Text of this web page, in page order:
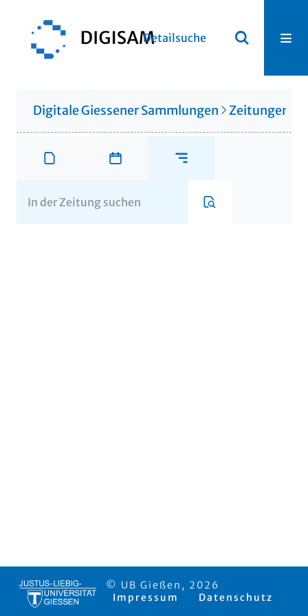
Detailsuche
Digitale Giessener Sammlungen Zeitungen
© UB Gießen, 2026
Impressum
Datenschutz